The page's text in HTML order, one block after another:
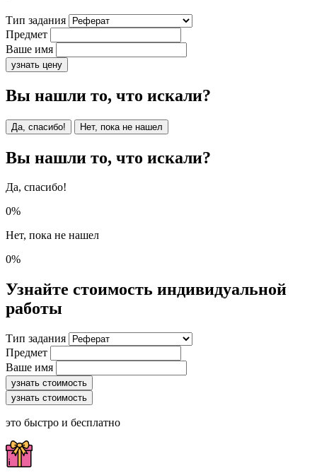
Тип задания
Предмет
Ваше имя
узнать цену
Вы нашли то, что искали?
Да, спасибо! Нет, пока не нашел
Вы нашли то, что искали?
Да, спасибо!
0%
Нет, пока не нашел
0%
Узнайте стоимость индивидуальной
работы
Тип задания
Предмет
Ваше имя
узнать стоимость
узнать стоимость
это быстро и бесплатно